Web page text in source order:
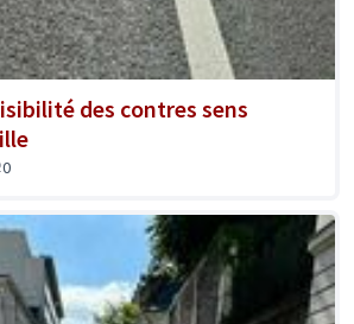
des contres sens
0